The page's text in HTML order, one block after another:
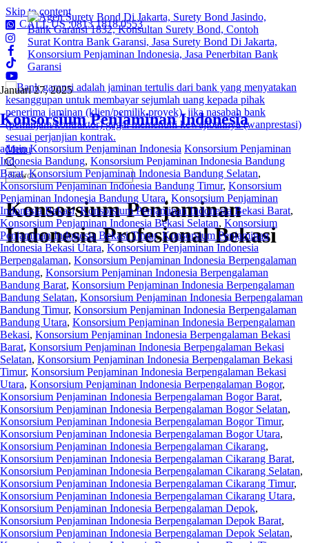
Skip to content
CALL US :0813 1818 0553
Menu
Konsorsium Penjaminan
Indonesia Profesional Bekasi
Januari 27, 2025
Konsorsium Penjaminan Indonesia
admin Konsorsium Penjaminan Indonesia Konsorsium Penjaminan
Indonesia Bandung, Konsorsium Penjaminan Indonesia Bandung
Barat,Konsorsium Penjaminan Indonesia Bandung Selatan,
Konsorsium Penjaminan Indonesia Bandung Timur, Konsorsium
Penjaminan Indonesia Bandung Utara, Konsorsium Penjaminan
Indonesia Bekasi,Konsorsium Penjaminan Indonesia Bekasi Barat,
Konsorsium Penjaminan Indonesia Bekasi Selatan, Konsorsium
Penjaminan Indonesia Bekasi Timur,Konsorsium Penjaminan
Indonesia Bekasi Utara, Konsorsium Penjaminan Indonesia
Berpengalaman, Konsorsium Penjaminan Indonesia Berpengalaman
Bandung, Konsorsium Penjaminan Indonesia Berpengalaman
Bandung Barat, Konsorsium Penjaminan Indonesia Berpengalaman
Bandung Selatan, Konsorsium Penjaminan Indonesia Berpengalaman
Bandung Timur, Konsorsium Penjaminan Indonesia Berpengalaman
Bandung Utara, Konsorsium Penjaminan Indonesia Berpengalaman
Bekasi, Konsorsium Penjaminan Indonesia Berpengalaman Bekasi
Barat, Konsorsium Penjaminan Indonesia Berpengalaman Bekasi
Selatan, Konsorsium Penjaminan Indonesia Berpengalaman Bekasi
Timur, Konsorsium Penjaminan Indonesia Berpengalaman Bekasi
Utara, Konsorsium Penjaminan Indonesia Berpengalaman Bogor,
Konsorsium Penjaminan Indonesia Berpengalaman Bogor Barat,
Konsorsium Penjaminan Indonesia Berpengalaman Bogor Selatan,
Konsorsium Penjaminan Indonesia Berpengalaman Bogor Timur,
Konsorsium Penjaminan Indonesia Berpengalaman Bogor Utara,
Konsorsium Penjaminan Indonesia Berpengalaman Cikarang,
Konsorsium Penjaminan Indonesia Berpengalaman Cikarang Barat,
Konsorsium Penjaminan Indonesia Berpengalaman Cikarang Selatan,
Konsorsium Penjaminan Indonesia Berpengalaman Cikarang Timur,
Konsorsium Penjaminan Indonesia Berpengalaman Cikarang Utara,
Konsorsium Penjaminan Indonesia Berpengalaman Depok,
Konsorsium Penjaminan Indonesia Berpengalaman Depok Barat,
Konsorsium Penjaminan Indonesia Berpengalaman Depok Selatan,